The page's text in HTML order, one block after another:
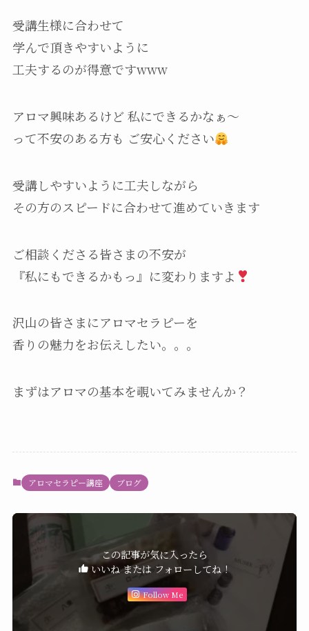
受講生様に合わせて
学んで頂きやすいように
工夫するのが得意ですwww
アロマ興味あるけど 私にできるかなぁ〜
って不安のある方も ご安心ください
受講しやすいように工夫しながら
その方のスピードに合わせて進めていきます
ご相談くださる皆さまの不安が
『私にもできるかもっ』に変わりますよ
沢山の皆さまにアロマセラピーを
香りの魅力をお伝えしたい。。。
まずはアロマの基本を覗いてみませんか？
アロマセラピー講座 ブログ
この記事が気に入ったら
いいね または フォローしてね！
Follow Me